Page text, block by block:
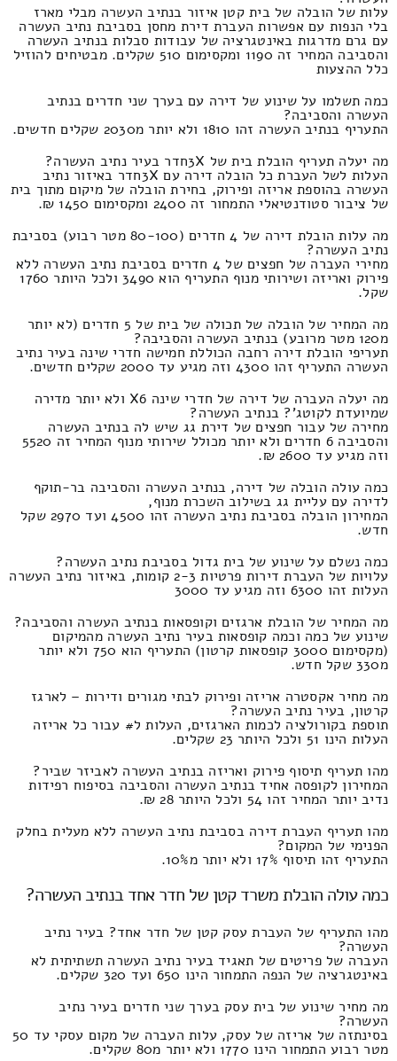
עלות של הובלה של בית קטן איזור בנתיב העשרה מבלי מארז
בלי הנפות עם אפשרות העברת דירת מחסן בסביבת נתיב העשרה
עם גרם מדרגות באינטגרציה של עבודות סבלות בנתיב העשרה
והסביבה המחיר זה 1190 ומקסימום 510 שקלים. מבטיחים להוזיל
כלל ההצעות
כמה תשלמו על שינוע של דירה עם בערך שני חדרים בנתיב
העשרה והסביבה?
התעריף בנתיב העשרה זהו 1810 ולא יותר מ2030 שקלים חדשים.
מה יעלה תעריף הובלת בית של 3Xחדר בעיר נתיב העשרה?
העלות לשל העברת כל הובלה דירה עם 3Xחדר באיזור נתיב
העשרה בהוספת אריזה ופירוק, בחירת הובלה של מיקום מתוך בית
של ציבור סטודנטיאלי התמחור זה 2400 ומקסימום 1450 ₪.
מה עלות הובלת דירה של 4 חדרים (80-100 מטר רבוע) בסביבת
נתיב העשרה?
מחירי העברה של חפצים של 4 חדרים בסביבת נתיב העשרה ללא
פירוק ואריזה ושירותי מנוף התעריף הוא 3490 ולכל היותר 1760
שקל.
מה המחיר של הובלה של תכולה של בית של 5 חדרים (לא יותר
מ120 מטר מרובע) בנתיב העשרה והסביבה?
תעריפי הובלת דירה רחבה הכוללת חמישה חדרי שינה בעיר נתיב
העשרה התעריף זהו 4300 וזה מגיע עד 2000 שקלים חדשים.
מה יעלה העברה של דירה של חדרי שינה X6 ולא יותר מדירה
שמיועדת לקוטג'? בנתיב העשרה?
מחירה של עבור חפצים של דירת גג שיש לה בנתיב העשרה
והסביבה 6 חדרים ולא יותר מכולל שירותי מנוף המחיר זה 5520
וזה מגיע עד 2600 ₪.
כמה עולה הובלה של דירה, בנתיב העשרה והסביבה בר-תוקף
לדירה עם עליית גג בשילוב השכרת מנוף,
המחירון הובלה בסביבת נתיב העשרה זהו 4500 ועד 2970 שקל
חדש.
כמה נשלם על שינוע של בית גדול בסביבת נתיב העשרה?
עלויות של העברת דירות פרטיות 2-3 קומות, באיזור נתיב העשרה
העלות זהו 6300 וזה מגיע עד 3000
מה המחיר של הובלת ארגזים וקופסאות בנתיב העשרה והסביבה?
שינוע של כמה וכמה קופסאות בעיר נתיב העשרה מהמיקום
(מקסימום 3000 קופסאות קרטון) התעריף הוא 750 ולא יותר
מ330 שקל חדש.
מה מחיר אקסטרה אריזה ופירוק לבתי מגורים ודירות – לארגז
קרטון, בעיר נתיב העשרה?
תוספת בקורולציה לכמות הארגזים, העלות ל# עבור כל אריזה
העלות הינו 51 ולכל היותר 23 שקלים.
מהו תעריף תיסוף פירוק ואריזה בנתיב העשרה לאביזר שביר?
המחירון לקופסה אחיד בנתיב העשרה והסביבה בסיפוח רפידות
נדיב יותר המחיר זהו 54 ולכל היותר 28 ₪.
מהו תעריף העברת דירה בסביבת נתיב העשרה ללא מעלית בחלק
הפנימי של המקום?
התעריף זהו תיסוף 17% ולא יותר מ10%.
כמה עולה הובלת משרד קטן של חדר אחד בנתיב העשרה?
מהו התעריף של העברת עסק קטן של חדר אחד? בעיר נתיב
העשרה?
העברה של פריטים של תאגיד בעיר נתיב העשרה תשתיתית לא
באינטגרציה של הנפה התמחור הינו 650 ועד 320 שקלים.
מה מחיר שינוע של בית עסק בערך שני חדרים בעיר נתיב
העשרה?
בסינתזה של אריזה של עסק, עלות העברה של מקום עסקי עד 50
מטר רבוע התמחור הינו 1770 ולא יותר מ80 שקלים.